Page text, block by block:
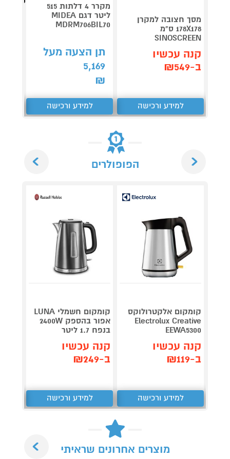
מסך חצובה למקרן
178X178 ס"מ
SINOSCREEN
קנה עכשיו
ב-₪549
למידע ורכישה
מקרר 4 דלתות 515
ליטר דגם MIDEA
MDRM706BIL70
תן הצעה מעל
5,169
₪
למידע ורכישה
הפופולרים
קומקום אלקטרולוקס
Electrolux Creative
EEWA5300
קנה עכשיו
ב-₪119
למידע ורכישה
קומקום חשמלי LUNA
אפור בהספק 2400W
בנפח 1.7 ליטר
קנה עכשיו
ב-₪249
למידע ורכישה
מוצרים אחרונים שראיתי